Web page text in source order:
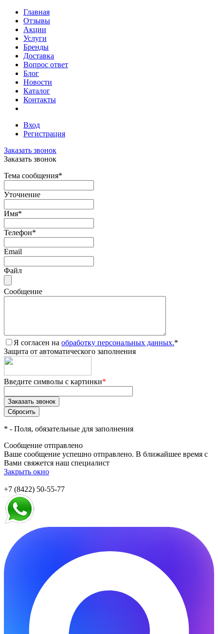
Главная
Отзывы
Акции
Услуги
Бренды
Доставка
Вопрос ответ
Блог
Новости
Каталог
Контакты
Вход
Регистрация
Заказать звонок
Заказать звонок
Тема сообщения*
Уточнение
Имя*
Телефон*
Email
Файл
Сообщение
Я согласен на обработку персональных данных.*
Защита от автоматического заполнения
Введите символы с картинки*
* - Поля, обязательные для заполнения
Сообщение отправлено
Ваше сообщение успешно отправлено. В ближайшее время с
Вами свяжется наш специалист
Закрыть окно
+7 (8422) 50-55-77